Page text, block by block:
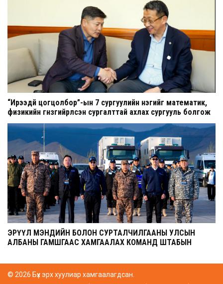
“Ирээдүй цогцолбор”-ын 7 сургуулийн нэгийг математик,
физикийн гүнзгийрүүлсэн сургалттай ахлах сургууль болгож
шинэчилнэ
ЭРҮҮЛ МЭНДИЙН БОЛОН СУРТАЛЧИЛГААНЫ УЛСЫН
АЛБАНЫ ГАМШГААС ХАМГААЛАХ КОМАНД ШТАБЫН
© 2026 Бүх эрх хуулиар хамгаалагдсан.